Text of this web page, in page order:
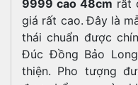
9999 cao 48cm rất
giá rất cao. Đây là
thái chuẩn được
Đúc Đồng Bảo
thiện. Pho tượng